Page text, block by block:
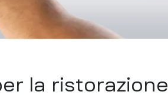
la ristorazione